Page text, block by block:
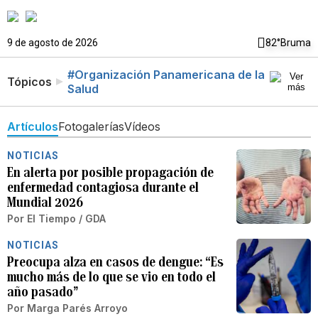
9 de agosto de 2026 82°Bruma
Tópicos
#Organización Panamericana de la
Salud
ArtículosFotogaleríasVídeos
NOTICIAS
En alerta por posible propagación de
enfermedad contagiosa durante el
Mundial 2026
Por El Tiempo / GDA
NOTICIAS
Preocupa alza en casos de dengue: “Es
mucho más de lo que se vio en todo el
año pasado”
Por Marga Parés Arroyo